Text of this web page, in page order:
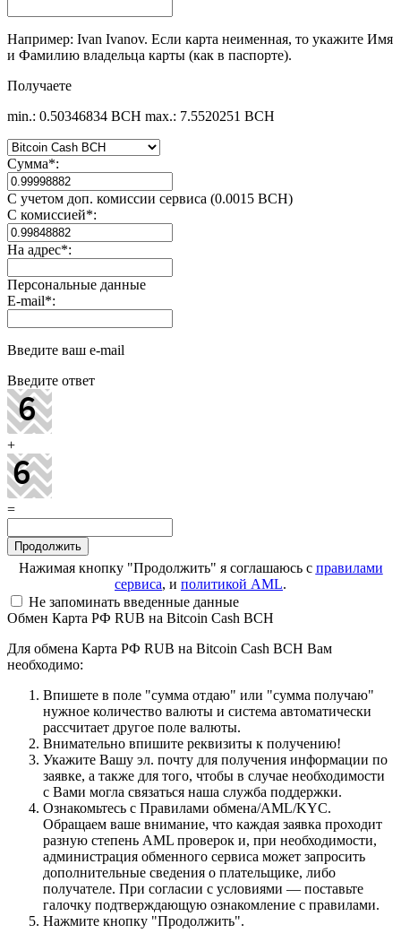
Например: Ivan Ivanov. Если карта неименная, то укажите Имя
и Фамилию владельца карты (как в паспорте).
Получаете
min.: 0.50346834 BCH max.: 7.5520251 BCH
Сумма*:
С учетом доп. комиссии сервиса (0.0015 BCH)
С комиссией*:
На адрес*:
Персональные данные
E-mail*:
Введите ваш e-mail
Введите ответ
+
=
Нажимая кнопку "Продолжить" я соглашаюсь с правилами
сервиса, и политикой AML.
Не запоминать введенные данные
Обмен Карта РФ RUB на Bitcoin Cash BCH
Для обмена Карта РФ RUB на Bitcoin Cash BCH Вам
необходимо:
Впишете в поле "сумма отдаю" или "сумма получаю"
нужное количество валюты и система автоматически
рассчитает другое поле валюты.
Внимательно впишите реквизиты к получению!
Укажите Вашу эл. почту для получения информации по
заявке, а также для того, чтобы в случае необходимости
с Вами могла связаться наша служба поддержки.
Ознакомьтесь с Правилами обмена/AML/KYC.
Обращаем ваше внимание, что каждая заявка проходит
разную степень AML проверок и, при необходимости,
администрация обменного сервиса может запросить
дополнительные сведения о плательщике, либо
получателе. При согласии с условиями — поставьте
галочку подтверждающую ознакомление с правилами.
Нажмите кнопку "Продолжить".